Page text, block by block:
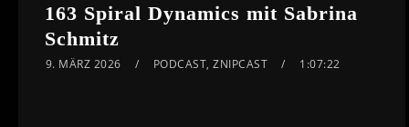
163 Spiral Dynamics mit Sabrina
Schmitz
9. MÄRZ 2026 PODCAST,ZNIPCAST 1:07:22